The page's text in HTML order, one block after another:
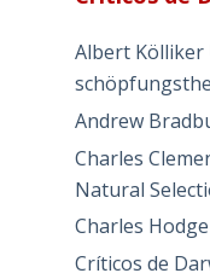
Albert Kölliker
Andrew
Charles
Natural
Charles
Críticos de